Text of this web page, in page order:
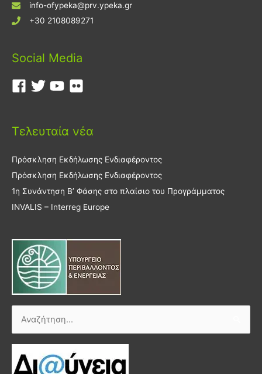
info-ofypeka@prv.ypeka.gr
+30 2108089271
Social Media
Τελευταία νέα
Πρόσκληση Εκδήλωσης Ενδιαφέροντος
Πρόσκληση Εκδήλωσης Ενδιαφέροντος
1η Συνάντηση Β’ Φάσης στο πλαίσιο του Προγράμματος
INVALIS – Interreg Europe
Αναζήτηση